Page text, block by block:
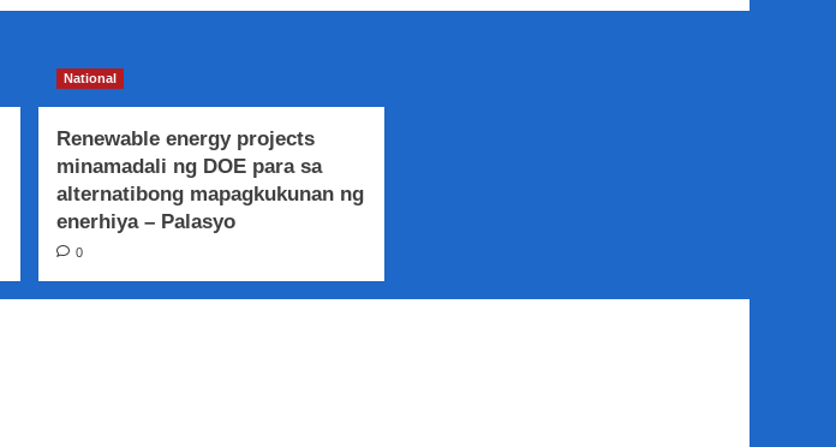
National
Renewable energy projects
minamadali ng DOE para sa
alternatibong mapagkukunan ng
enerhiya – Palasyo
0